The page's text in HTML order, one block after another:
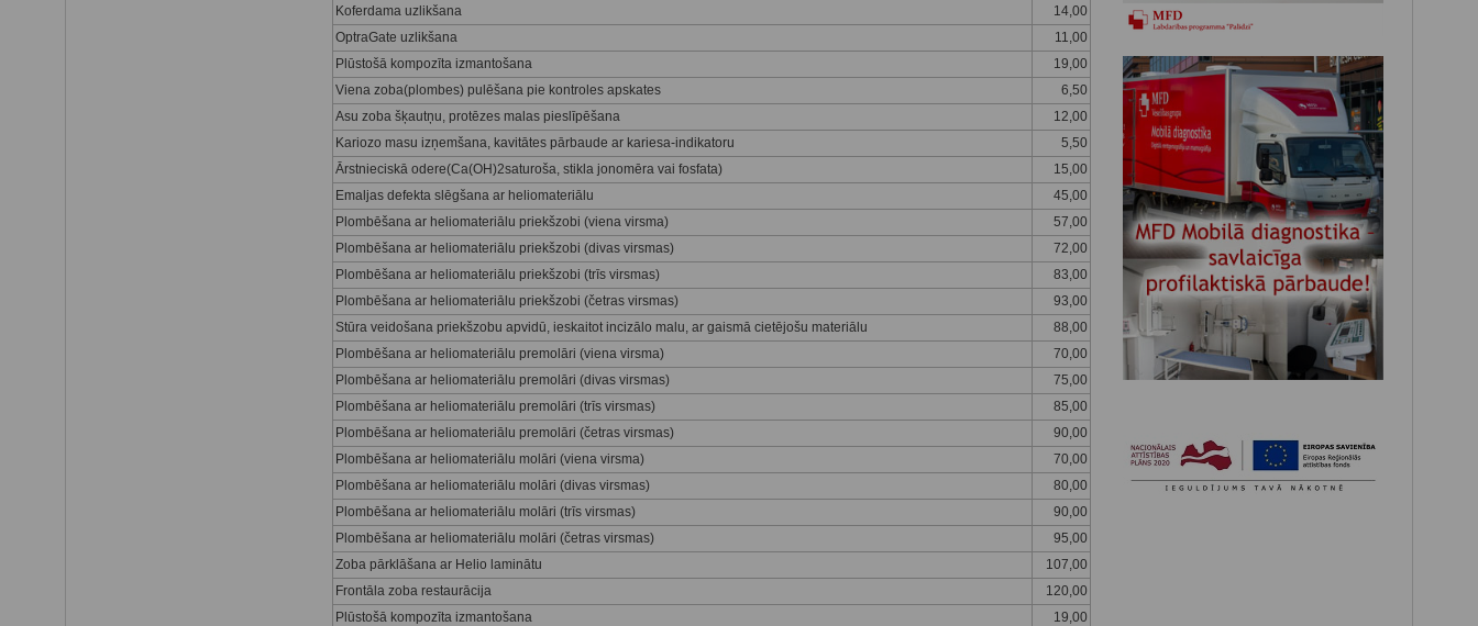
Koferdama uzlikšana
14,00
OptraGate uzlikšana
11,00
Plūstošā kompozīta izmantošana
19,00
Viena zoba(plombes) pulēšana pie kontroles apskates
6,50
Asu zoba šķautņu, protēzes malas pieslīpēšana
12,00
Kariozo masu izņemšana, kavitātes pārbaude ar kariesa-indikatoru
5,50
Ārstnieciskā odere(Ca(OH)2saturoša, stikla jonomēra vai fosfata)
15,00
Emaljas defekta slēgšana ar heliomateriālu
45,00
Plombēšana ar heliomateriālu priekšzobi (viena virsma)
57,00
Plombēšana ar heliomateriālu priekšzobi (divas virsmas)
72,00
Plombēšana ar heliomateriālu priekšzobi (trīs virsmas)
83,00
Plombēšana ar heliomateriālu priekšzobi (četras virsmas)
93,00
Stūra veidošana priekšzobu apvidū, ieskaitot incizālo malu, ar gaismā cietējošu materiālu
88,00
Plombēšana ar heliomateriālu premolāri (viena virsma)
70,00
Plombēšana ar heliomateriālu premolāri (divas virsmas)
75,00
Plombēšana ar heliomateriālu premolāri (trīs virsmas)
85,00
Plombēšana ar heliomateriālu premolāri (četras virsmas)
90,00
Plombēšana ar heliomateriālu molāri (viena virsma)
70,00
Plombēšana ar heliomateriālu molāri (divas virsmas)
80,00
Plombēšana ar heliomateriālu molāri (trīs virsmas)
90,00
Plombēšana ar heliomateriālu molāri (četras virsmas)
95,00
Zoba pārklāšana ar Helio laminātu
107,00
Frontāla zoba restaurācija
120,00
Plūstošā kompozīta izmantošana
19,00